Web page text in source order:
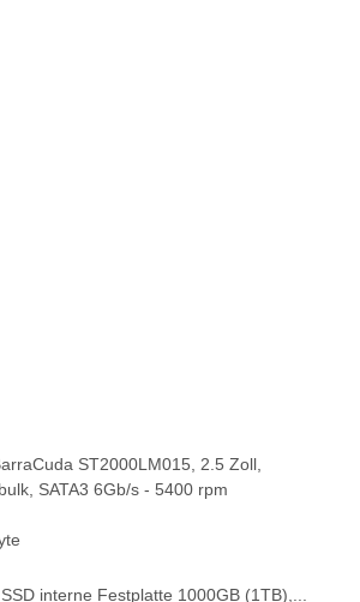
ST2000LM015, 2.5 Zoll,
SATA3 6Gb/s - 5400 rpm